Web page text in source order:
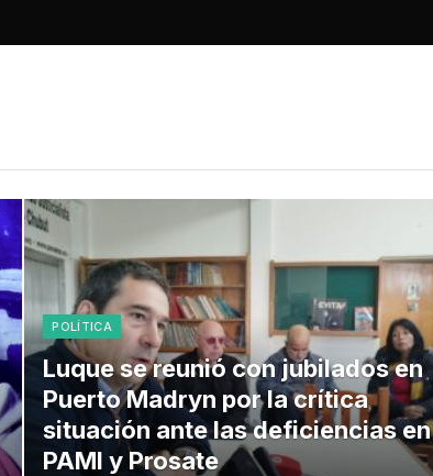
POLÍTICA
Luque se reunió con jubilados en
Puerto Madryn por la crítica
situación ante las deficiencias en
PAMI y Prosate